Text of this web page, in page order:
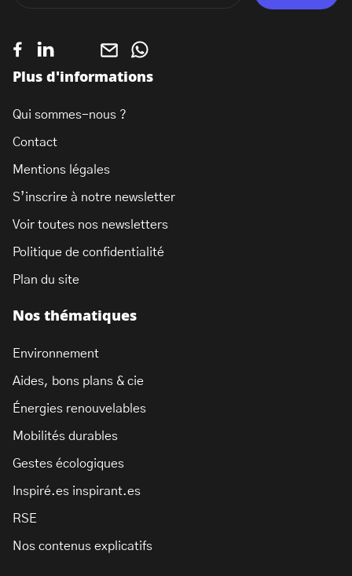
Nos thématiques
Environnement
Aides, bons plans & cie
Énergies renouvelables
Mobilités durables
Gestes écologiques
Inspiré.es inspirant.es
RSE
Nos contenus explicatifs
Plus d'informations
Qui sommes-nous ?
Contact
Mentions légales
S’inscrire à notre newsletter
Voir toutes nos newsletters
Politique de confidentialité
Plan du site